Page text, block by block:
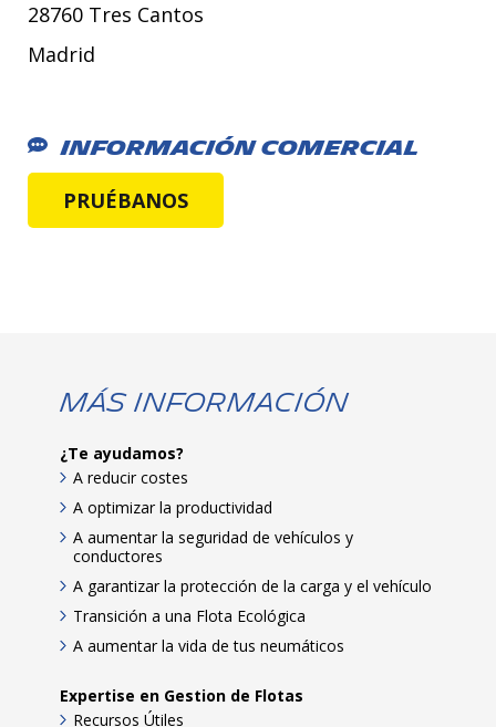
28760 Tres Cantos
Madrid
Información Comercial
PRUÉBANOS
Más Información
¿Te ayudamos?
A reducir costes
A optimizar la productividad
A aumentar la seguridad de vehículos y
conductores
A garantizar la protección de la carga y el vehículo
Transición a una Flota Ecológica
A aumentar la vida de tus neumáticos
Expertise en Gestion de Flotas
Recursos Útiles